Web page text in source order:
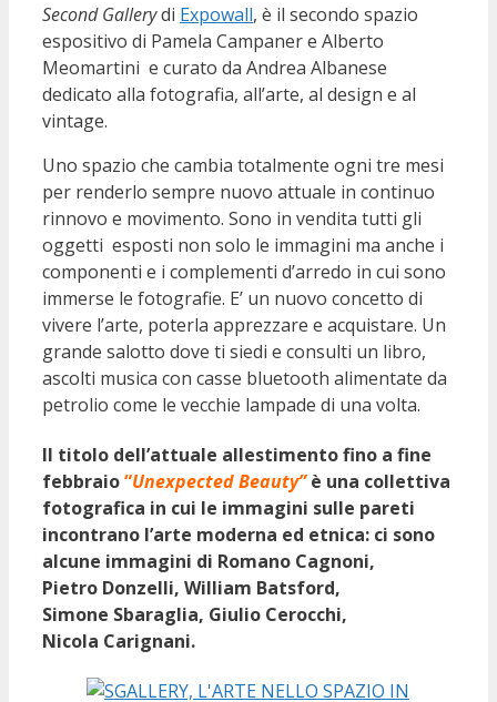
Second Gallerydi Expowall, è il secondo spazio
espositivo di Pamela Campaner e Alberto
Meomartini e curato da Andrea Albanese
dedicato alla fotografia, all’arte, al design e al
vintage.
Uno spazio che cambia totalmente ogni tre mesi
per renderlo sempre nuovo attuale in continuo
rinnovo e movimento. Sono in vendita tutti gli
oggetti esposti non solo le immagini ma anche i
componenti e i complementi d’arredo in cui sono
immerse le fotografie. E’ un nuovo concetto di
vivere l’arte, poterla apprezzare e acquistare. Un
grande salotto dove ti siedi e consulti un libro,
ascolti musica con casse bluetooth alimentate da
petrolio come le vecchie lampade di una volta.
Il titolo dell’attuale allestimento fino a fine
febbraio“Unexpected Beauty”è una collettiva
fotografica in cui le immagini sulle pareti
incontrano l’arte moderna ed etnica: ci sono
alcune immagini di Romano Cagnoni,
Pietro Donzelli, William Batsford,
Simone Sbaraglia, Giulio Cerocchi,
Nicola Carignani.